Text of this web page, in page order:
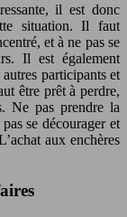
il est donc
situation. Il faut
et à ne pas se
Il est également
participants et
être prêt à perdre,
Ne pas prendre la
se décourager et
aux enchères